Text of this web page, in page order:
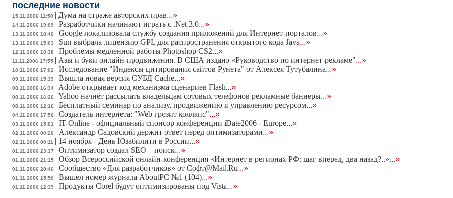
последние новости
15.11.2006 11:50 | Дума на страже авторских прав...»
14.11.2006 19:09 | Разработчики начинают играть с .Net 3.0...»
13.11.2006 18:46 | Google локализовала службу создания приложений для Интернет-порталов...»
13.11.2006 15:03 | Sun выбрала лицензию GPL для распространения открытого кода Java...»
12.11.2006 18:38 | Проблемы медленной работы Photoshop CS2...»
11.11.2006 17:55 | Азы и буки онлайн-продвижения. В США издано «Руководство по интернет-рекламе"...»
10.11.2006 17:02 | Исследование "Индексы цитирования сайтов Рунета" от Алексея Тутубалина...»
09.11.2006 15:39 | Вышла новая версия СУБД Cache...»
08.11.2006 16:34 | Adobe открывает код механизма сценариев Flash...»
08.11.2006 16:26 | Yahoo начнёт рассылать владельцам сотовых телефонов рекламные баннеры...»
08.11.2006 12:16 | Бесплатный семинар по анализу, продвижению и управлению ресурсом...»
04.11.2006 17:50 | Создатель интернета: "Web грозит коллапс"...»
03.11.2006 15:01 | IT-Online - официальный спонсор конференции iDate2006 - Europe...»
02.11.2006 00:26 | Александр Садовский держит ответ перед оптимизаторами...»
02.11.2006 00:11 | 14 ноября - День Юзабилити в России...»
01.11.2006 23:37 | Оптимизатор создал SEO – поиск...»
01.11.2006 21:15 | Обзор Всероссийской онлайн-конференция «Интернет в регионах РФ: шаг вперед, два назад?..»...»
01.11.2006 20:46 | Сообщество «Для разработчиков» от Софт@Mail.Ru...»
01.11.2006 15:50 | Вышел номер журнала AboutPC №1 (104)...»
01.11.2006 12:39 | Продукты Corel будут оптимизированы под Vista...»